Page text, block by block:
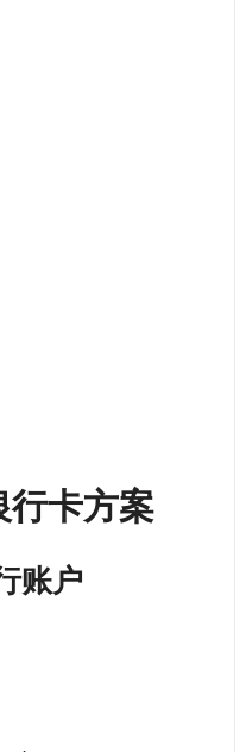
卡方案
账户